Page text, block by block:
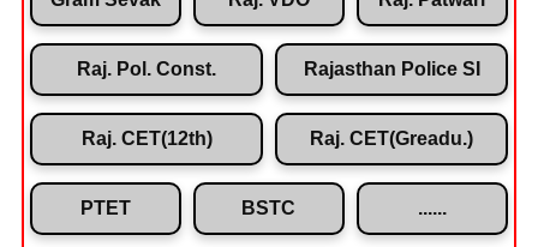
Raj. Pol. Const. Rajasthan Police SI
Raj. CET(12th) Raj. CET(Greadu.)
PTET BSTC